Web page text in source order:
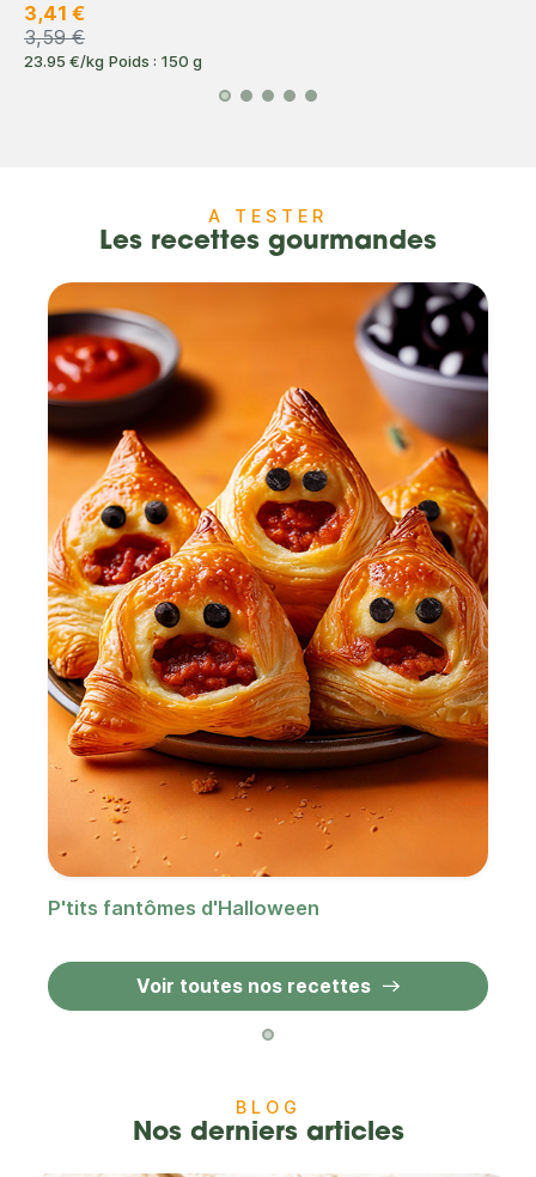
3,41 €
3,59 €
23.95 €/kg Poids : 150 g
A TESTER
Les recettes gourmandes
P'tits fantômes d'Halloween
Voir toutes nos recettes
BLOG
Nos derniers articles